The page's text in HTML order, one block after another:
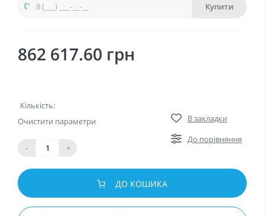
Купити
862 617.60 грн
Кількість:
Очистити параметри
- +
В закладки
До порівняння
ДО КОШИКА